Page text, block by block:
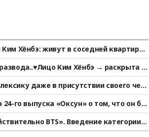
Хёнбэ: живут в соседней квартире..
и даже держались за руки» [Старай
Ким Хёнбэ → раскрыта и
даже в присутствии своего чет
Су Кэм]
го выпуска «Оксун» о том, что он бо
шоу «Я — соло» заявили: «Все
BTS». Введение категории
[K-EYES]